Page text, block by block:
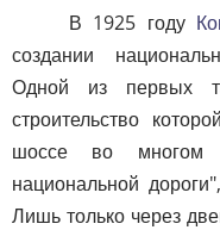
В 1925 году
создании
Одной из первых
строительство
шоссе во многом
национальной
Лишь только через